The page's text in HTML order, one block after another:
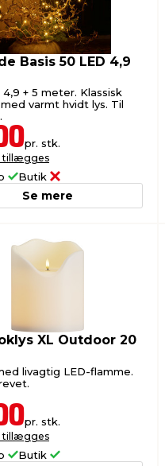
Basis 50 LED 4,9
+ 5 meter. Klassisk
varmt hvidt lys. Til
pr. stk.
tillægges
Butik
Se mere
XL Outdoor 20
livagtig LED-flamme.
pr. stk.
tillægges
Butik